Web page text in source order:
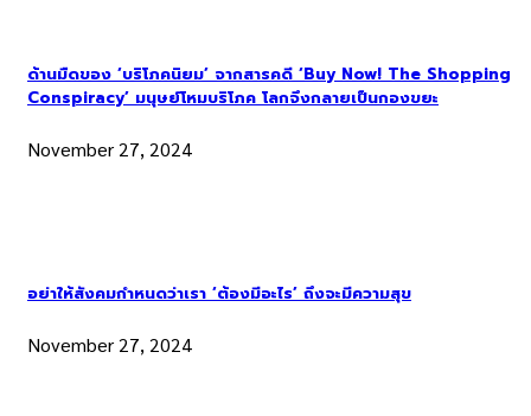
ด้านมืดของ ‘บริโภคนิยม’ จากสารคดี ‘Buy Now! The Shopping
Conspiracy’ มนุษย์โหมบริโภค โลกจึงกลายเป็นกองขยะ
November 27, 2024
อย่าให้สังคมกำหนดว่าเรา ‘ต้องมีอะไร’ ถึงจะมีความสุข
November 27, 2024